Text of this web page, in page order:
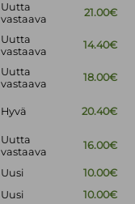
Uutta
vastaava
21.00€
Uutta
vastaava
14.40€
Uutta
vastaava
18.00€
Hyvä 20.40€
Uutta
vastaava
16.00€
Uusi
10.00€
Uusi 10.00€